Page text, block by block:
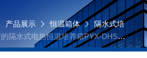
产品展示 恒温箱体
隔水式培
隔水式电热恒温培养箱PYX-DHS·3
售后服务